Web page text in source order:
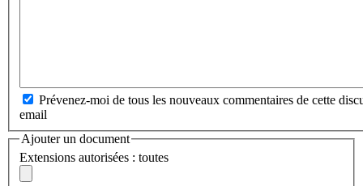
Prévenez-moi de tous les nouveaux commentaires de cette
email
Ajouter un document
Extensions autorisées : toutes